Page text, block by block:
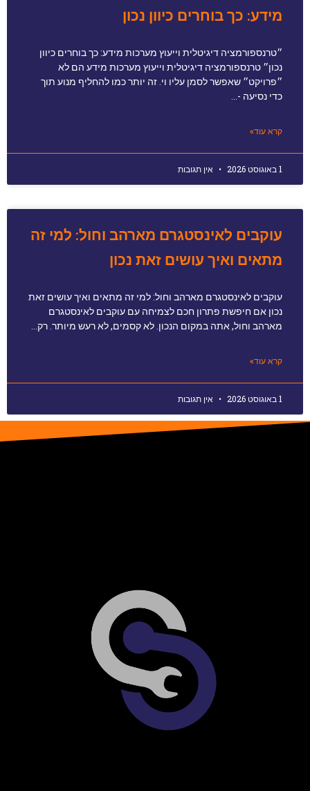
מידע: כך בוחרים כיוון נכון
״טרנספורמציה דיגיטלית וייעוץ מערכות מידע: כך בוחרים כיוון
נכון״ טרנספורמציה דיגיטלית וייעוץ מערכות מידע הם לא
״פרויקט״ שאפשר לסמן עליו וי. זה יותר כמו להחליף מנוע תוך
כדי נסיעה -…
קרא עוד»
1 באוגוסט 2026 אין תגובות
עוקבים לאינסטגרם מארהב וחול: למי זה
מתאים ואיך עושים זאת נכון
עוקבים לאינסטגרם מארהב וחול: למי זה מתאים ואיך עושים זאת
נכון אם חיפשת פתרון חכם לצמיחה עם עוקבים לאינסטגרם
מארהב וחול, אתה במקום הנכון. לא קסמים, לא רעש מיותר. רק…
קרא עוד»
1 באוגוסט 2026 אין תגובות